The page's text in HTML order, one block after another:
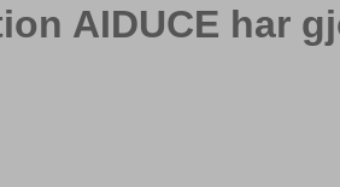
AIDUCE har